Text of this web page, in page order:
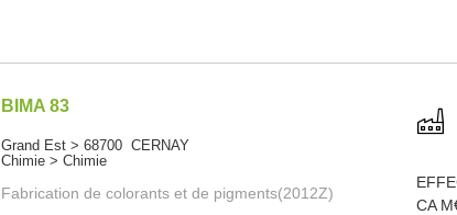
BIMA 83
Grand Est > 68700 CERNAY
Chimie > Chimie
Fabrication de colorants et de pigments(2012Z)
CA